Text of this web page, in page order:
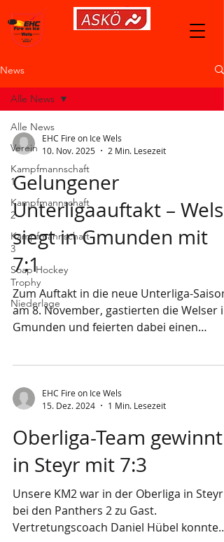
News
Alle News
Verein
Kampfmannschaft
1
Kampfmannschaft
2
Kampfmannschaft
3
Soap Hockey
Trophy
Niederlage
Alle News
EHC Fire on Ice Wels
10. Nov. 2025
2 Min. Lesezeit
Gelungener
Unterligaauftakt – Wels
siegt in Gmunden mit
7:1
Zum Auftakt in die neue Unterliga-Saison
am 8. November, gastierten die Welser in
Gmunden und feierten dabei einen
schenkten einander nichts. In der vierten
Minute nutzte Bernhard Öhlinger jedoch
eine gute Gelegenheit und brachte die
Welser mit 0:1 in Führung. Diese knappe
Führung verteidigte das Team mit Einsatz
und Übersicht bis zur ersten Pause. Im
zweiten
EHC Fire on Ice Wels
15. Dez. 2024
1 Min. Lesezeit
Oberliga-Team gewinnt
in Steyr mit 7:3
Unsere KM2 war in der Oberliga in Steyr
bei den Panthers 2 zu Gast.
Vertretungscoach Daniel Hübel konnte